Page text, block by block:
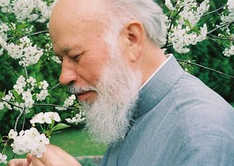
Как найти своё место в жизни
Кирилл Мурышев